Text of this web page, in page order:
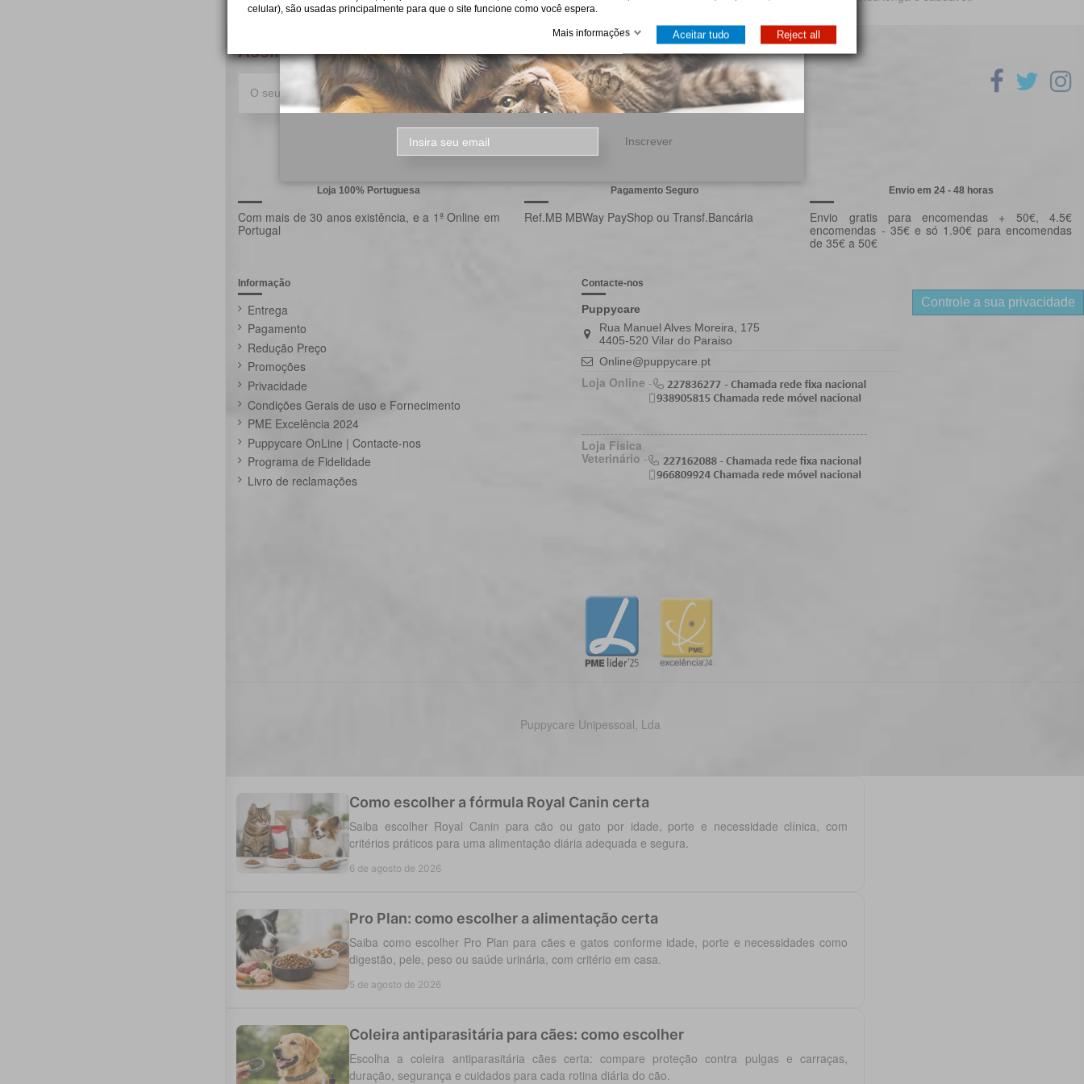
Assine a newsletter
Loja 100% Portuguesa
Com mais de 30 anos existência, e a 1ª Online em
Portugal
Pagamento Seguro
Ref.MB MBWay PayShop ou Transf.Bancária
Envio em 24 - 48 horas
Envio gratis para encomendas + 50€, 4.5€
encomendas - 35€ e só 1.90€ para encomendas
de 35€ a 50€
Informação
Entrega
Pagamento
Redução Preço
Promoções
Privacidade
Condições Gerais de uso e Fornecimento
PME Excelência 2024
Puppycare OnLine | Contacte-nos
Programa de Fidelidade
Livro de reclamações
Contacte-nos
Puppycare
Rua Manuel Alves Moreira, 175
4405-520 Vilar do Paraiso
Online@puppycare.pt
Loja Online -
-----------------------------------------------------------------------
Loja Física
Veterinário -
Controle a sua privacidade
Puppycare Unipessoal, Lda
Inscrever
Como escolher a fórmula Royal Canin certa
Saiba escolher Royal Canin para cão ou gato por idade, porte e necessidade clínica, com
critérios práticos para uma alimentação diária adequada e segura.
6 de agosto de 2026
Pro Plan: como escolher a alimentação certa
Saiba como escolher Pro Plan para cães e gatos conforme idade, porte e necessidades como
digestão, pele, peso ou saúde urinária, com critério em casa.
5 de agosto de 2026
Coleira antiparasitária para cães: como escolher
Escolha a coleira antiparasitária cães certa: compare proteção contra pulgas e carraças,
duração, segurança e cuidados para cada rotina diária do cão.
celular), são usadas principalmente para que o site funcione como você espera.
Mais informações Aceitar tudo Reject all